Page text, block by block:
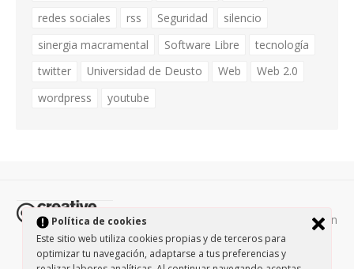
Política de cookies
Este sitio web utiliza cookies propias y de terceros para
optimizar tu navegación, adaptarse a tus preferencias y
redes sociales
rss Seguridad
silencio
sinergia macramental
Software Libre
tecnología
twitter
Universidad de Deusto Web
Web 2.0
wordpress
youtube
Todos los contenidos de esta página están
protegidos por la licencia Creative Commons Attribution-
NonCommercial-ShareAlike 3.0. / Política de privacidad